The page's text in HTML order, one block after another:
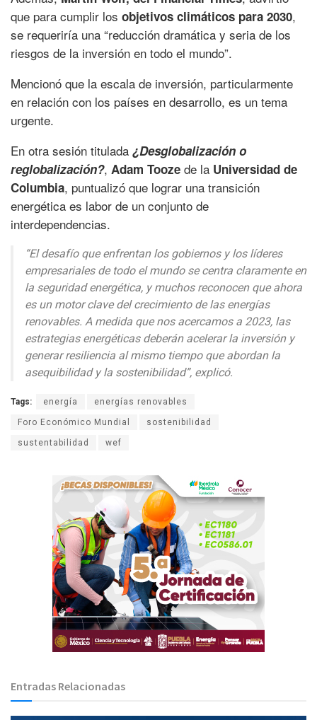
que para cumplir los objetivos climáticos para 2030,
se requeriría una “reducción dramática y seria de los
riesgos de la inversión en todo el mundo”.
Mencionó que la escala de inversión, particularmente
en relación con los países en desarrollo, es un tema
urgente.
En otra sesión titulada ¿Desglobalización o
reglobalización?, Adam Tooze de la Universidad de
Columbia, puntualizó que lograr una transición
energética es labor de un conjunto de
interdependencias.
“El desafío que enfrentan los gobiernos y los líderes
empresariales de todo el mundo se centra claramente en
la seguridad energética, y muchos reconocen que ahora
es un motor clave del crecimiento de las energías
renovables. A medida que nos acercamos a 2023, las
estrategias energéticas deberán acelerar la inversión y
generar resiliencia al mismo tiempo que abordan la
asequibilidad y la sostenibilidad”, explicó.
Tags: energía energías renovables
Foro Económico Mundial sostenibilidad
sustentabilidad wef
Entradas Relacionadas